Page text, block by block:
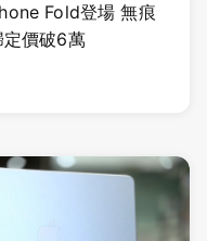
Fold登場 無痕
價破6萬